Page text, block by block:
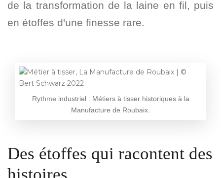
de la transformation de la laine en fil, puis
en étoffes d'une finesse rare.
Rythme industriel : Métiers à tisser historiques à la
Manufacture de Roubaix.
Des étoffes qui racontent des